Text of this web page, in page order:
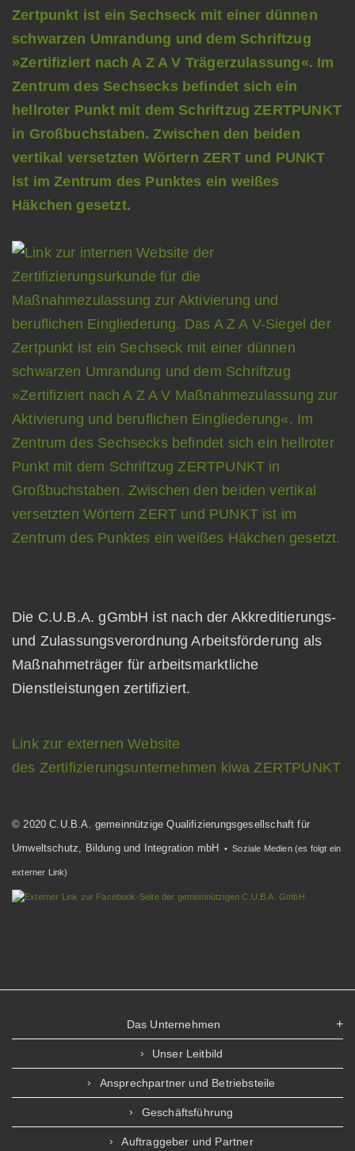
Die C.U.B.A. gGmbH ist nach der Akkreditierungs-
und Zulassungsverordnung Arbeitsförderung als
Maßnahmeträger für arbeitsmarktliche
Dienstleistungen zertifiziert.
Link zur externen Website
des Zertifizierungsunternehmen kiwa ZERTPUNKT
© 2020 C.U.B.A. gemeinnützige Qualifizierungsgesellschaft für
Umweltschutz, Bildung und Integration mbH
• Soziale Medien (es folgt ein
externer Link)
Das Unternehmen
Unser Leitbild
Ansprechpartner und Betriebsteile
Geschäftsführung
Auftraggeber und Partner